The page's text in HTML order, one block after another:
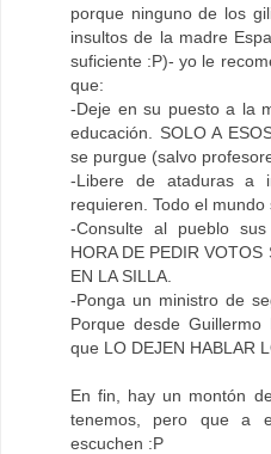
porque ninguno de los
insultos de la madre
suficiente :P)- yo le
que:
-Deje en su puesto a la
educación. SOLO A
se purgue (salvo
-Libere de ataduras a
requieren. Todo el
-Consulte al pueblo
HORA DE PEDIR
EN LA SILLA.
-Ponga un ministro de
Porque desde
que LO DEJEN HABLAR
En fin, hay un montón
tenemos, pero que a
escuchen :P